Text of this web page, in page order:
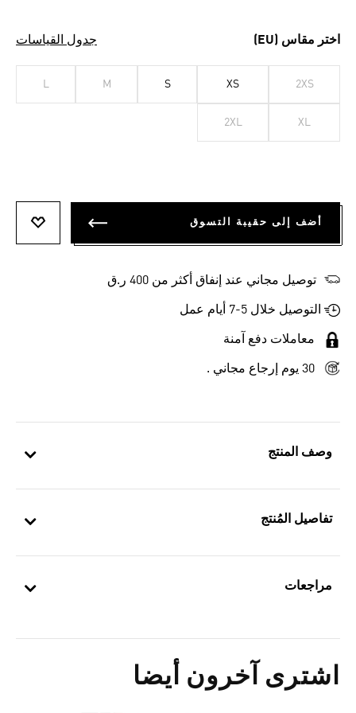
وصف المنتج
تفاصيل المُنتج
مراجعات
اشترى آخرون أيضا
اختر مقاس (EU) جدول القياسات
2XS
XS
S
M
L
XL
2XL
أضف إلى حقيبة التسوق
توصيل مجاني عند إنفاق أكثر من 400 ر.ق
التوصيل خلال 5-7 أيام عمل
معاملات دفع آمنة